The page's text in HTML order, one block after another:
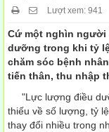
Lượt xem: 941
Cứ một nghìn người
dưỡng trong khi tỷ
chăm sóc bệnh
tiến thân, thu nhập
"Lực lượng điều
thiếu về số lượng, tỷ
thay đổi nhiều trong